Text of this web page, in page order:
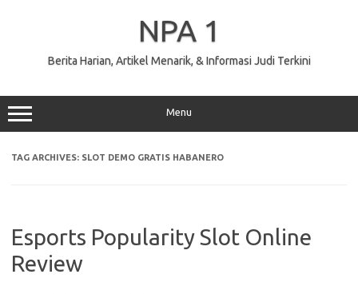
NPA 1
Berita Harian, Artikel Menarik, & Informasi Judi Terkini
Menu
TAG ARCHIVES: SLOT DEMO GRATIS HABANERO
Esports Popularity Slot Online
Review